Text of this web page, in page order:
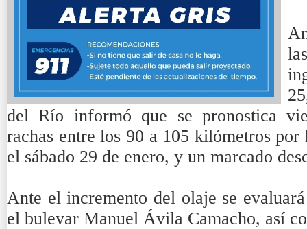
del Río informó que se pronostica
rachas entre los 90 a 105 kilómetros
el sábado 29 de enero, y un marcado
Ante el incremento del olaje se
el bulevar Manuel Ávila Camacho, así